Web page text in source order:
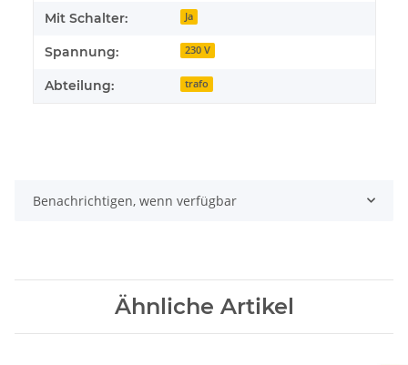
Mit Schalter: Ja
Spannung: 230 V
Abteilung: trafo
Benachrichtigen, wenn verfügbar
Ähnliche Artikel